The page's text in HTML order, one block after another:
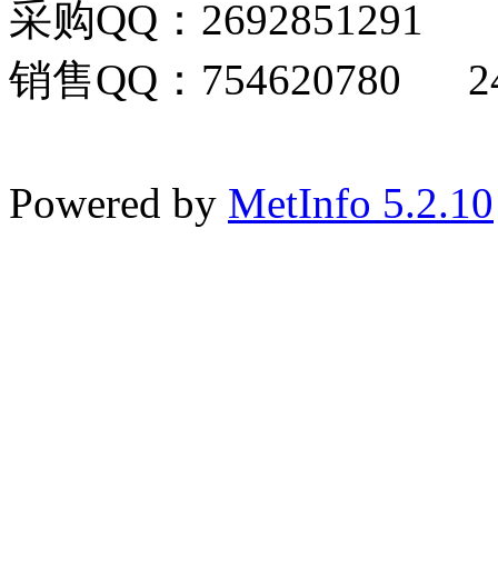
采购QQ：2692851291
销售QQ：754620780
Powered by MetInfo 5.2.10